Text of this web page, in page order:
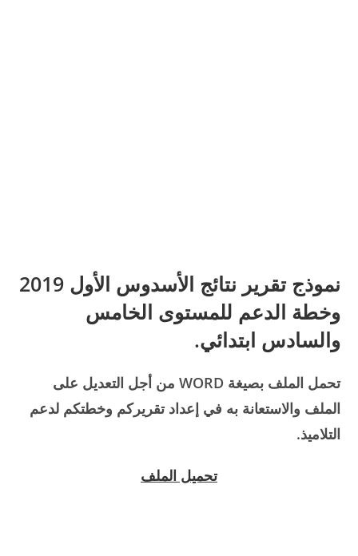
نموذج تقرير نتائج الأسدوس الأول 2019
وخطة الدعم للمستوى الخامس
والسادس ابتدائي.
تحمل الملف بصيغة WORD من أجل التعديل على
الملف والاستعانة به في إعداد تقريركم وخطتكم لدعم
التلاميذ.
تحميل الملف